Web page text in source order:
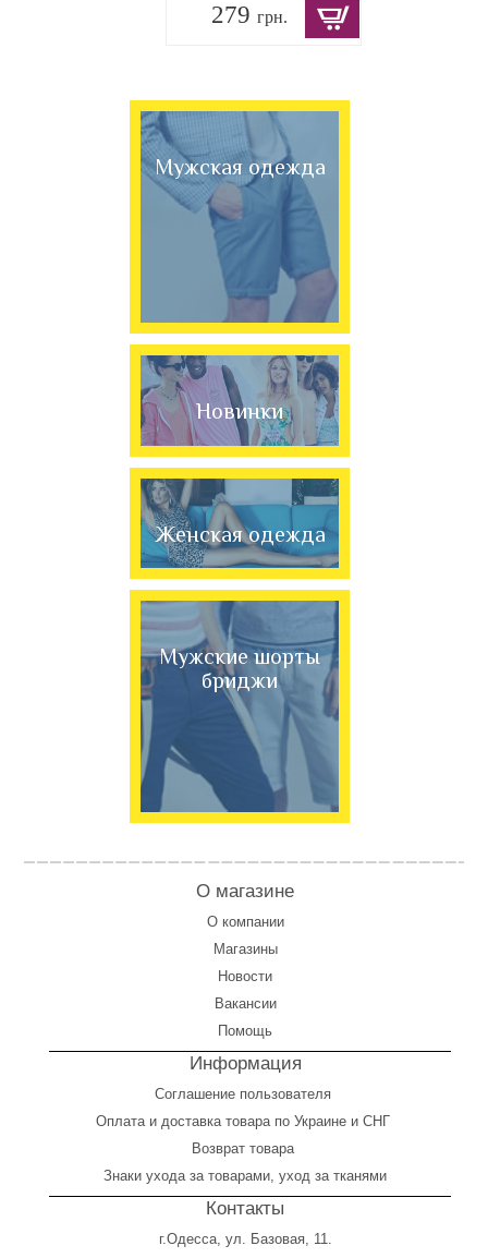
279 грн.
Мужская одежда
Новинки
Женская одежда
Мужские шорты
бриджи
О магазине
О компании
Магазины
Новости
Вакансии
Помощь
Информация
Соглашение пользователя
Оплата и доставка товара по Украине и СНГ
Возврат товара
Знаки ухода за товарами, уход за тканями
Контакты
г.Одесса, ул. Базовая, 11.